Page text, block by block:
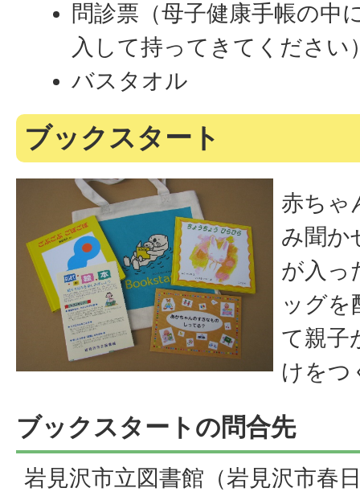
問診票（母子健康手帳の中
入して持ってきてください
バスタオル
ブックスタート
赤ちゃ
み聞か
が入っ
ッグを
て親子
けをつ
ブックスタートの問合先
岩見沢市立図書館（岩見沢市春